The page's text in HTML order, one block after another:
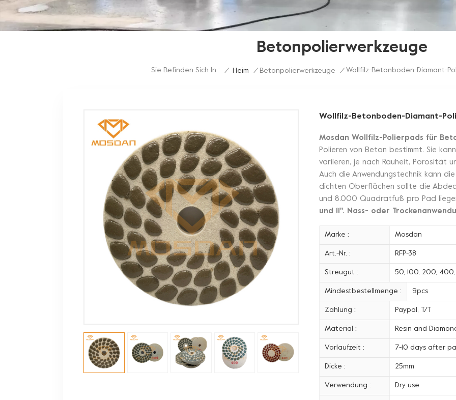
Betonpolierwerkzeuge
Sie Befinden Sich In : / Heim / Betonpolierwerkzeuge / Wollfilz-Betonboden-Diamant-
Wollfilz-Betonboden-Diamant-
Mosdan Wollfilz-Polierpads für
Polieren von Beton bestimmt. Sie
variieren, je nach Rauheit, Porosität
Auch die Anwendungstechnik kann
dichten Oberflächen sollte die
und 8.000 Quadratfuß pro Pad
und 11''. Nass- oder
Marke : Mosdan
Art.-Nr. : RFP-38
Streugut : 50, 100, 200,
Mindestbestellmenge : 9pcs
Zahlung : Paypal, T/T
Material : Resin and
Vorlaufzeit : 7-10 days after
Dicke : 25mm
Verwendung : Dry use